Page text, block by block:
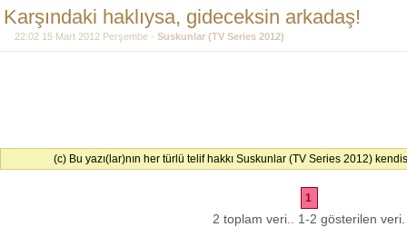
Karşındaki haklıysa, gideceksin arkadaş!
22:02 15 Mart 2012 Perşembe - Suskunlar (TV Series 2012)
(c) Bu yazı(lar)nın her türlü telif hakkı Suskunlar (TV Series 2012)
1
2 toplam veri.. 1-2 gösterilen veri.